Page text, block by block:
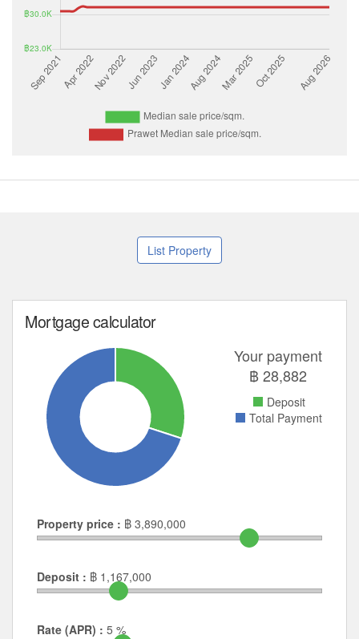
List Property
Mortgage calculator
Your payment
฿28,882
Deposit
Total Payment
Property price : ฿ 3,890,000
Deposit : ฿ 1,167,000
Rate (APR) : 5 %